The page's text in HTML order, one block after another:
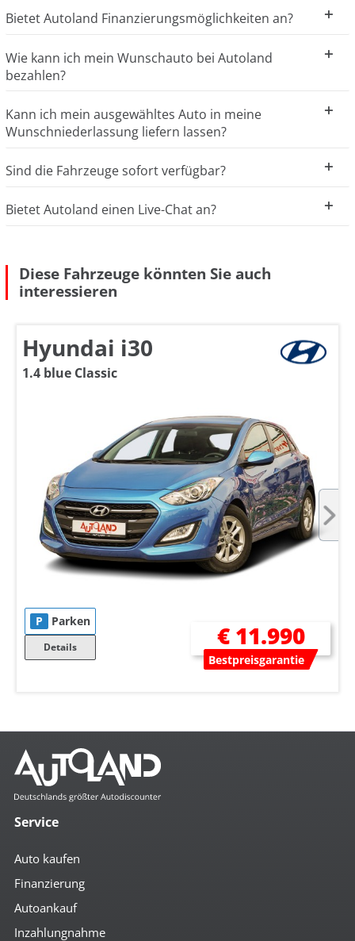
Bietet Autoland Finanzierungsmöglichkeiten an?
Wie kann ich mein Wunschauto bei Autoland
bezahlen?
Kann ich mein ausgewähltes Auto in meine
Wunschniederlassung liefern lassen?
Sind die Fahrzeuge sofort verfügbar?
Bietet Autoland einen Live-Chat an?
Diese Fahrzeuge könnten Sie auch
interessieren
Hyundai i30
1.4 blue Classic
P Parken
Details € 11.990
Bestpreisgarantie
Service
Auto kaufen
Finanzierung
Autoankauf
Inzahlungnahme